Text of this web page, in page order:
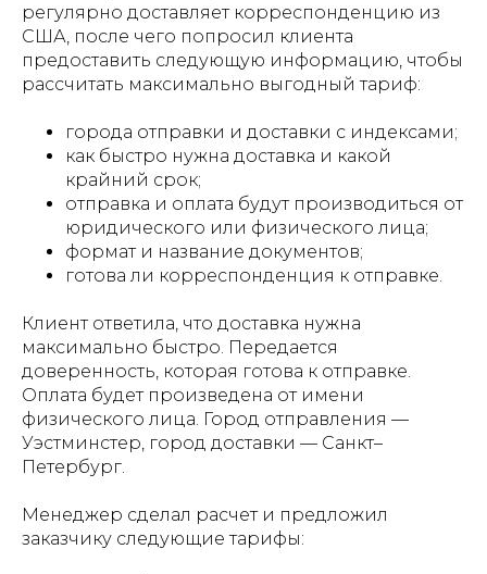
регулярно доставляет корреспонденцию из
США, после чего попросил клиента
предоставить следующую информацию, чтобы
рассчитать максимально выгодный тариф:
города отправки и доставки с индексами;
как быстро нужна доставка и какой
крайний срок;
отправка и оплата будут производиться от
юридического или физического лица;
формат и название документов;
готова ли корреспонденция к отправке.
Клиент ответила, что доставка нужна
максимально быстро. Передается
доверенность, которая готова к отправке.
Оплата будет произведена от имени
физического лица. Город отправления —
Уэстминстер, город доставки — Санкт–
Петербург.
Менеджер сделал расчет и предложил
заказчику следующие тарифы: